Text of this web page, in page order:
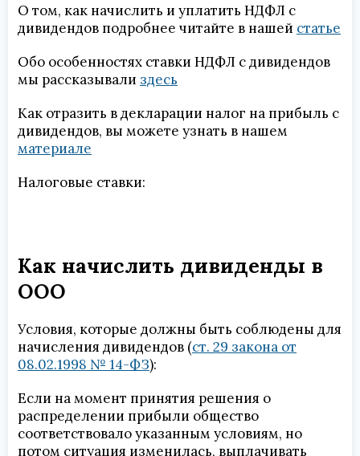
О том, как начислить и уплатить НДФЛ с
дивидендов подробнее читайте в нашей статье
Обо особенностях ставки НДФЛ с дивидендов
мы рассказывали здесь
Как отразить в декларации налог на прибыль с
дивидендов, вы можете узнать в нашем
материале
Налоговые ставки:
Как начислить дивиденды в
ООО
Условия, которые должны быть соблюдены для
начисления дивидендов (ст. 29 закона от
08.02.1998 № 14-ФЗ):
Если на момент принятия решения о
распределении прибыли общество
соответствовало указанным условиям, но
потом ситуация изменилась, выплачивать